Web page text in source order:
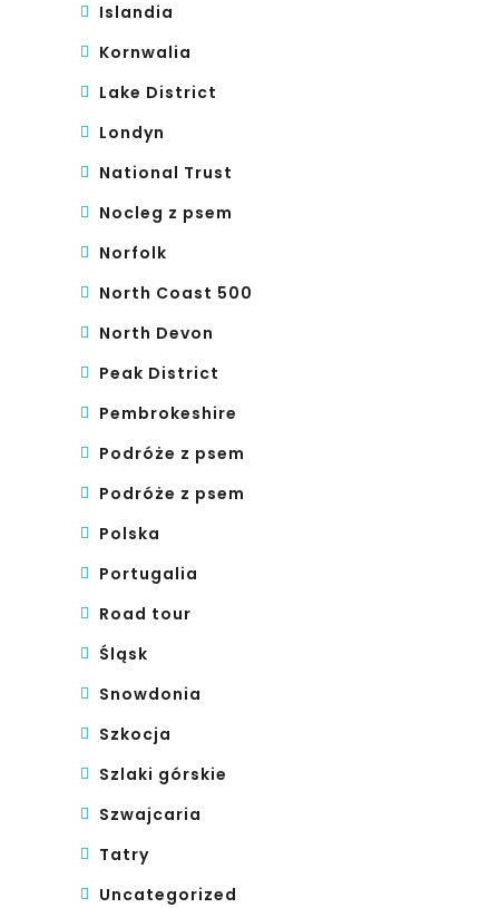
Islandia
Kornwalia
Lake District
Londyn
National Trust
Nocleg z psem
Norfolk
North Coast 500
North Devon
Peak District
Pembrokeshire
Podróże z psem
Podróże z psem
Polska
Portugalia
Road tour
Śląsk
Snowdonia
Szkocja
Szlaki górskie
Szwajcaria
Tatry
Uncategorized